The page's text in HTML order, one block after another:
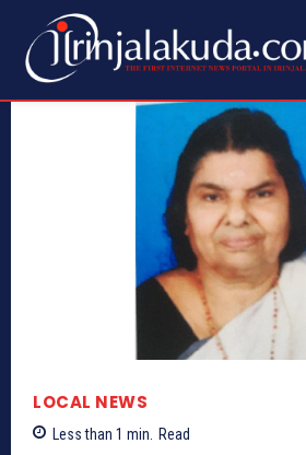
LOCAL NEWS
Less than 1 min. Read